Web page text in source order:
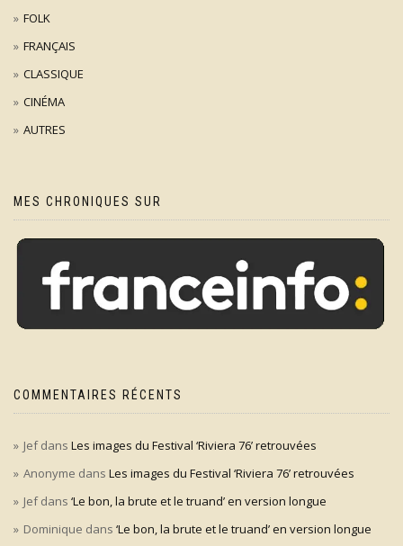
FOLK
FRANÇAIS
CLASSIQUE
CINÉMA
AUTRES
MES CHRONIQUES SUR
COMMENTAIRES RÉCENTS
Jefdans Les images du Festival ‘Riviera 76’ retrouvées
Anonyme dans Les images du Festival ‘Riviera 76’ retrouvées
Jefdans ‘Le bon, la brute et le truand’ en version longue
Dominique dans ‘Le bon, la brute et le truand’ en version longue